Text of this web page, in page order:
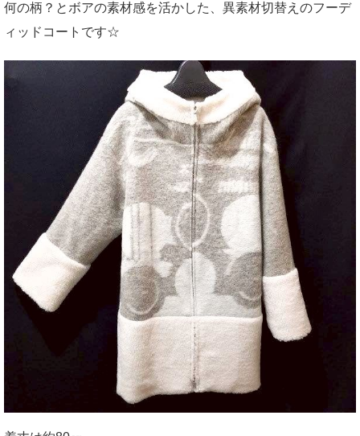
何の柄？とボアの素材感を活かした、異素材切替えのフーデ
ィッドコートです☆